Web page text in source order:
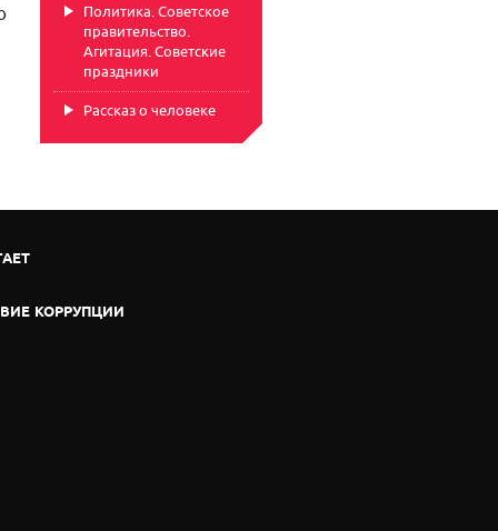
Политика. Советское
правительство.
Агитация. Советские
праздники
Рассказ о человеке
КОРРУПЦИИ